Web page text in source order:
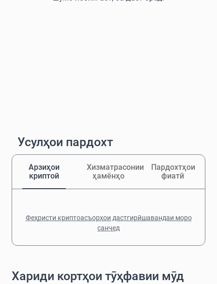
Усулҳои пардохт
Арзиҳои
криптоӣ
Хизматрасонии
ҳамёнҳо
Пардохтҳои
фиатӣ
Феҳристи криптоасъорҳои дастгирӣшавандаи моро
санҷед
Хариди кортҳои тӯҳфавии мӯд